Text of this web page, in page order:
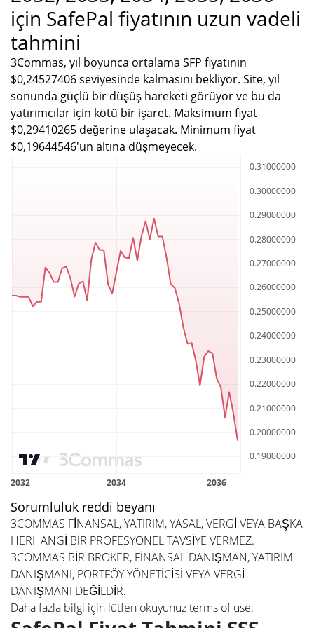
için SafePal fiyatının uzun vadeli
tahmini
3Commas, yıl boyunca ortalama SFP fiyatının
$0,24527406 seviyesinde kalmasını bekliyor. Site, yıl
sonunda güçlü bir düşüş hareketi görüyor ve bu da
yatırımcılar için kötü bir işaret. Maksimum fiyat
$0,29410265 değerine ulaşacak. Minimum fiyat
$0,19644546'un altına düşmeyecek.
Sorumluluk reddi beyanı
3COMMAS FİNANSAL, YATIRIM, YASAL, VERGİ VEYA BAŞKA
HERHANGİ BİR PROFESYONEL TAVSİYE VERMEZ.
3COMMAS BİR BROKER, FİNANSAL DANIŞMAN, YATIRIM
DANIŞMANI, PORTFÖY YÖNETİCİSİ VEYA VERGİ
DANIŞMANI DEĞİLDİR.
Daha fazla bilgi için lütfen okuyunuzterms of use.